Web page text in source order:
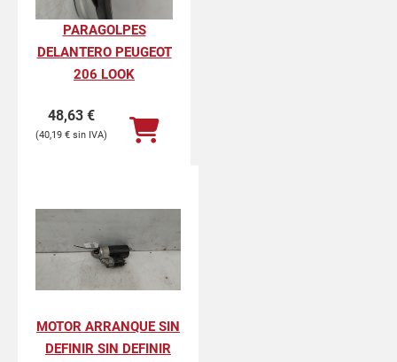
PARAGOLPES
DELANTERO PEUGEOT
206 LOOK
48,63 €
40,19 €
MOTOR ARRANQUE SIN
DEFINIR SIN DEFINIR